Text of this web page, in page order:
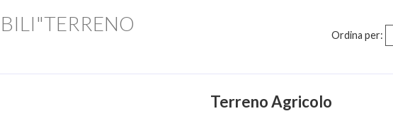
Ordina per:
Terreno Agricolo